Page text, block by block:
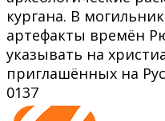
кургана. В
артефакты времён
указывать на
приглашённых на
0137